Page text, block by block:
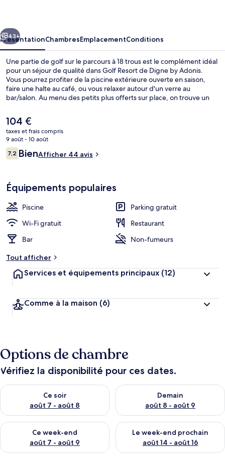
by
Adonis
Suivant
43+
PrésentationChambresEmplacementConditions
Une partie de golf sur le parcours à 18 trous est le complément idéal
pour un séjour de qualité dans Golf Resort de Digne by Adonis.
Vous pourrez profiter de la piscine extérieure ouverte en saison,
faire une halte au café, ou vous relaxer autour d'un verre au
bar/salon. Au menu des petits plus offerts sur place, on trouve un
Le
prix
actuel
est
de
104 €
taxes et frais compris
9 août - 10 août
Avis
voyageurs
7,27,2 sur 10
BienAfficher 44 avis
Équipements populaires
Piscine
Parking gratuit
Wi-Fi gratuit
Restaurant
Bar
Non-fumeurs
Tout afficher
Services et équipements principaux (12)
Comme à la maison (6)
Options de chambre
Vérifiez la disponibilité pour ces dates.
Ce soir
août 7 - août 8
Vérifier la disponibilité pour ce soir août 7 - août 8
Demain
août 8 - août 9
Vérifier la disponibilité pour
Ce week-end
août 7 - août 9
Vérifier la disponibilité pour ce week-end août 7 - août 9
Le week-end prochain
août 14 - août 16
Vérifier la disponibilité pour